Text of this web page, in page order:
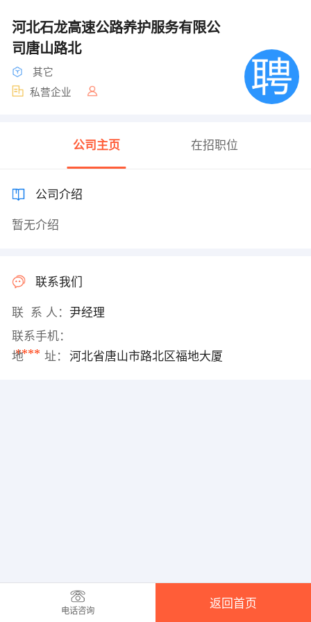
河北石龙高速公路养护服务有限公
司唐山路北
其它
私营企业
公司主页 在招职位
公司介绍
暂无介绍
联系我们
联 系 人： 尹经理
联系手机：
****
地 址： 河北省唐山市路北区福地大厦
电话咨询
返回首页